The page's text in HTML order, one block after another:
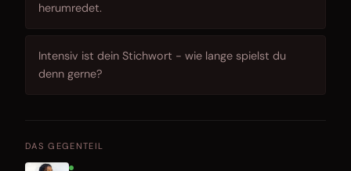
herumredet.
Intensiv ist dein Stichwort - wie lange spielst du
denn gerne?
DAS GEGENTEIL